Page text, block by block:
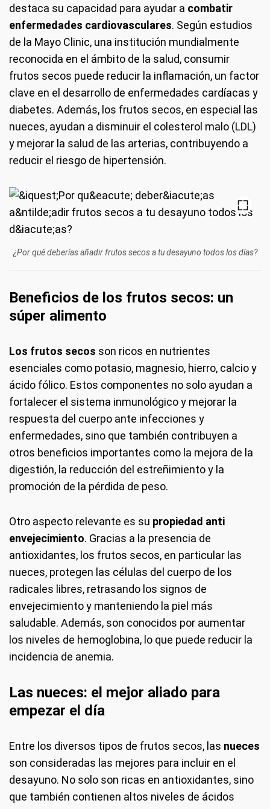
destaca su capacidad para ayudar a combatir
enfermedades cardiovasculares. Según estudios
de la Mayo Clinic, una institución mundialmente
reconocida en el ámbito de la salud, consumir
frutos secos puede reducir la inflamación, un factor
clave en el desarrollo de enfermedades cardíacas y
diabetes. Además, los frutos secos, en especial las
nueces, ayudan a disminuir el colesterol malo (LDL)
y mejorar la salud de las arterias, contribuyendo a
reducir el riesgo de hipertensión.
¿Por qué deberías añadir frutos secos a tu desayuno todos los días?
Beneficios de los frutos secos: un
súper alimento
Los frutos secos son ricos en nutrientes
esenciales como potasio, magnesio, hierro, calcio y
ácido fólico. Estos componentes no solo ayudan a
fortalecer el sistema inmunológico y mejorar la
respuesta del cuerpo ante infecciones y
enfermedades, sino que también contribuyen a
otros beneficios importantes como la mejora de la
digestión, la reducción del estreñimiento y la
promoción de la pérdida de peso.
Otro aspecto relevante es su propiedad anti
envejecimiento. Gracias a la presencia de
antioxidantes, los frutos secos, en particular las
nueces, protegen las células del cuerpo de los
radicales libres, retrasando los signos de
envejecimiento y manteniendo la piel más
saludable. Además, son conocidos por aumentar
los niveles de hemoglobina, lo que puede reducir la
incidencia de anemia.
Las nueces: el mejor aliado para
empezar el día
Entre los diversos tipos de frutos secos, las nueces
son consideradas las mejores para incluir en el
desayuno. No solo son ricas en antioxidantes, sino
que también contienen altos niveles de ácidos